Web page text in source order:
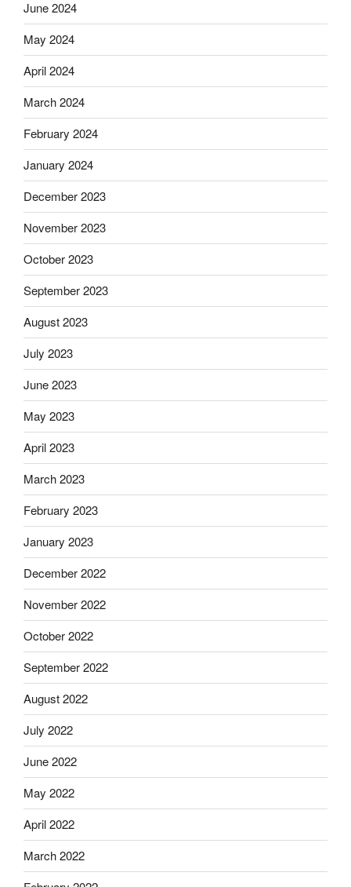
June 2024
May 2024
April 2024
March 2024
February 2024
January 2024
December 2023
November 2023
October 2023
September 2023
August 2023
July 2023
June 2023
May 2023
April 2023
March 2023
February 2023
January 2023
December 2022
November 2022
October 2022
September 2022
August 2022
July 2022
June 2022
May 2022
April 2022
March 2022